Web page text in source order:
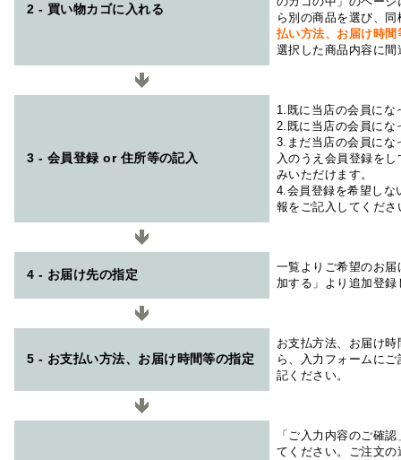
2 - 買い物カゴに入れる
ら別の商品を選び、
払い方法、お届け時
選択した商品内容に
3 - 会員登録 or 住所等の記入
1.既に当店の会員にな
2.既に当店の会員にな
3.まだ当店の会員にな
入のうえ会員登録を
みいただけます。
4.会員登録を希望しな
報をご記入してくださ
4 - お届け先の指定
一覧よりご希望のお
加する」より追加登
5 - お支払い方法、お届け時間等の指定
お支払方法、お届け
ら、入力フォームに
記ください。
「ご入力内容のご確
てください。ご注文